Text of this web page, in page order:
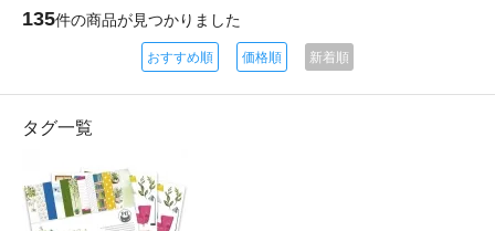
135件の商品が見つかりました
おすすめ順 価格順 新着順
タグ一覧